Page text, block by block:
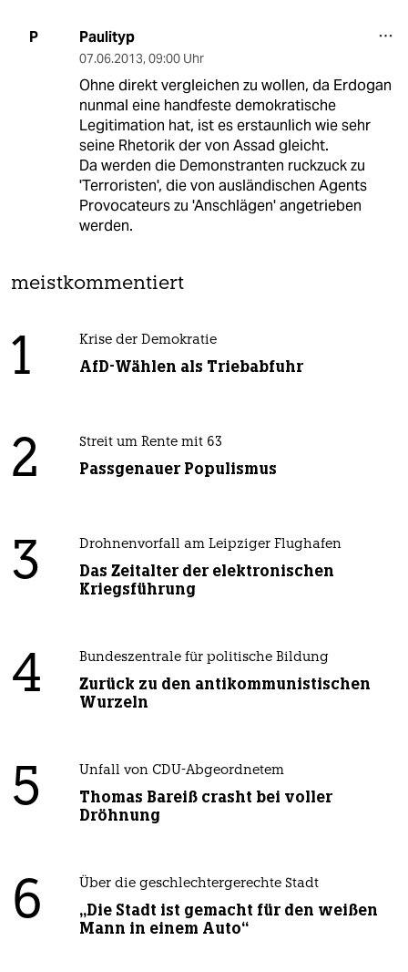
P Paulityp
07.06.2013, 09:00 Uhr
Ohne direkt vergleichen zu wollen, da Erdogan
nunmal eine handfeste demokratische
Legitimation hat, ist es erstaunlich wie sehr
seine Rhetorik der von Assad gleicht.
Da werden die Demonstranten ruckzuck zu
'Terroristen', die von ausländischen Agents
Provocateurs zu 'Anschlägen' angetrieben
werden.
meistkommentiert
1 Krise der Demokratie
AfD-Wählen als Triebabfuhr
2 Streit um Rente mit 63
Passgenauer Populismus
3 Drohnenvorfall am Leipziger Flughafen
Das Zeitalter der elektronischen
Kriegsführung
4 Bundeszentrale für politische Bildung
Zurück zu den antikommunistischen
Wurzeln
5 Unfall von CDU-Abgeordnetem
Thomas Bareiß crasht bei voller
Dröhnung
6 Über die geschlechtergerechte Stadt
„Die Stadt ist gemacht für den weißen
Mann in einem Auto“